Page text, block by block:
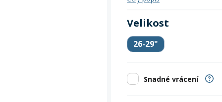
Velikost
26-29"
Snadné vrácení